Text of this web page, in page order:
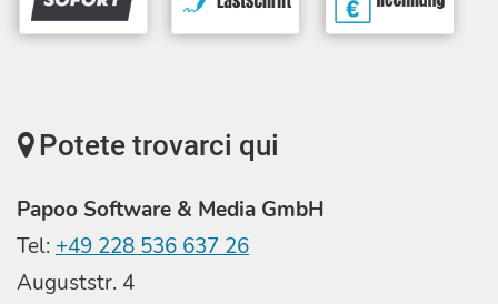
Potete trovarci qui
Papoo Software & Media GmbH
Tel: +49 228 536 637 26
Auguststr. 4